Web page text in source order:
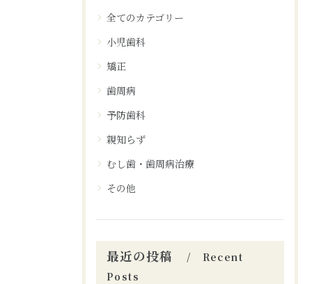
全てのカテゴリー
小児歯科
矯正
歯周病
予防歯科
親知らず
むし歯・歯周病治療
その他
最近の投稿
Recent
Posts